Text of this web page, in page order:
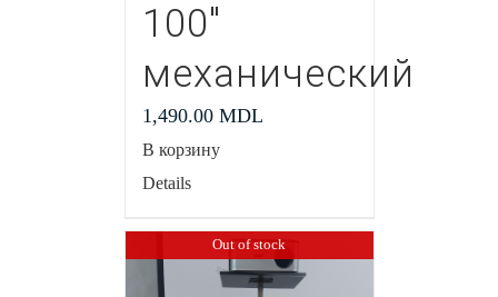
100″
механический
1,490.00 MDL
В корзину
Details
Out of stock